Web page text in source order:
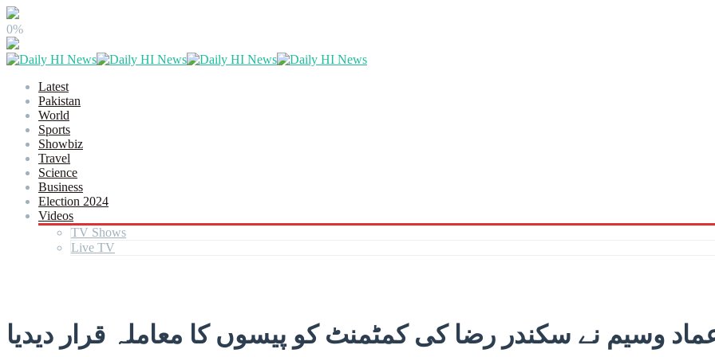
0%
Latest
Pakistan
World
Sports
Showbiz
Travel
Science
Business
Election 2024
Videos
TV Shows
Live TV
وسیم نے سکندر رضا کی کمٹمنٹ کو پیسوں کا معاملہ قرار دیدیا